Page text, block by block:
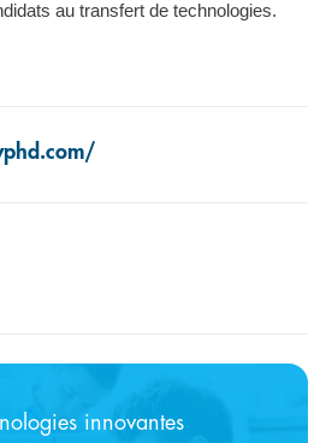
au transfert de technologies.
innovantes